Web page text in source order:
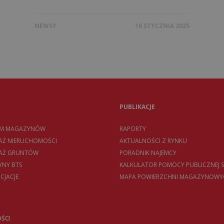
NEWSY 16 STYCZNIA 2025
MAGAZYNÓW
NIERUCHOMOŚCI
GRUNTÓW
BTS
PUBLIKACJE
RAPORTY
AKTUALNOŚCI Z RYNKU
PORADNIK NAJEMCY
KALKULATOR POMOCY PUBLICZNEJ
MAPA POWIERZCHNI